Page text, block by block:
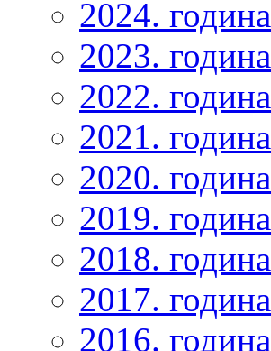
2024. година
2023. година
2022. година
2021. година
2020. година
2019. година
2018. година
2017. година
2016. година